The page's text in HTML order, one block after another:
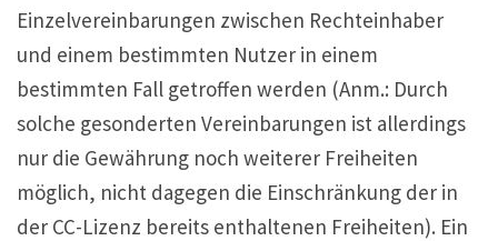
Einzelvereinbarungen zwischen Rechteinhaber
und einem bestimmten Nutzer in einem
bestimmten Fall getroffen werden (Anm.: Durch
solche gesonderten Vereinbarungen ist allerdings
nur die Gewährung noch weiterer Freiheiten
möglich, nicht dagegen die Einschränkung der in
der CC-Lizenz bereits enthaltenen Freiheiten). Ein